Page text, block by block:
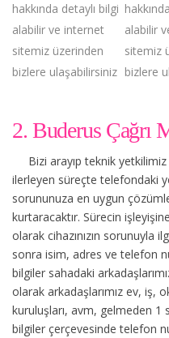
hakkında detaylı bilgi
alabilir ve internet
sitemiz üzerinden
bizlere ulaşabilirsiniz
alabilir
sitemiz
bizlere
2. Buderus Çağrı
Bizi arayıp teknik
ilerleyen süreçte telefondaki
sorununuza en uygun
kurtaracaktır. Sürecin
olarak cihazınızın sorunuyla
sonra isim, adres ve telefon
bilgiler sahadaki
olarak arkadaşlarımız ev, iş,
kuruluşları, avm, gelmeden
bilgiler çerçevesinde telefon